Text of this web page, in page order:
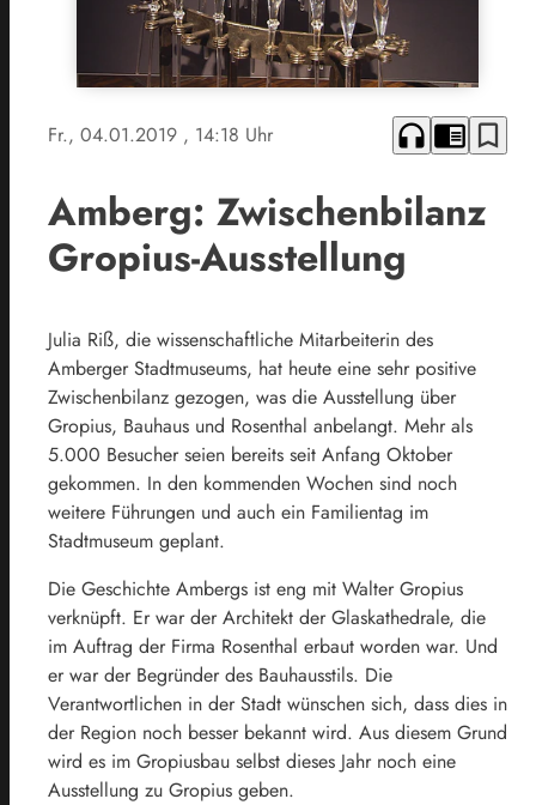
Fr., 04.01.2019 , 14:18 Uhr headphones chrome_reader_mode bookmark_border
Amberg: Zwischenbilanz
Gropius-Ausstellung
Julia Riß, die wissenschaftliche Mitarbeiterin des
Amberger Stadtmuseums, hat heute eine sehr positive
Zwischenbilanz gezogen, was die Ausstellung über
Gropius, Bauhaus und Rosenthal anbelangt. Mehr als
5.000 Besucher seien bereits seit Anfang Oktober
gekommen. In den kommenden Wochen sind noch
weitere Führungen und auch ein Familientag im
Stadtmuseum geplant.
Die Geschichte Ambergs ist eng mit Walter Gropius
verknüpft. Er war der Architekt der Glaskathedrale, die
im Auftrag der Firma Rosenthal erbaut worden war. Und
er war der Begründer des Bauhausstils. Die
Verantwortlichen in der Stadt wünschen sich, dass dies in
der Region noch besser bekannt wird. Aus diesem Grund
wird es im Gropiusbau selbst dieses Jahr noch eine
Ausstellung zu Gropius geben.